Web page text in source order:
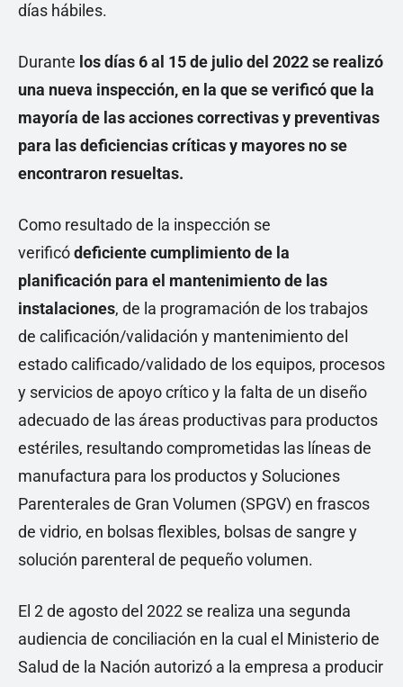
días hábiles.
Durante los días 6 al 15 de julio del 2022 se realizó
una nueva inspección, en la que se verificó que la
mayoría de las acciones correctivas y preventivas
para las deficiencias críticas y mayores no se
encontraron resueltas.
Como resultado de la inspección se
verificódeficiente cumplimiento de la
planificación para el mantenimiento de las
instalaciones, de la programación de los trabajos
de calificación/validación y mantenimiento del
estado calificado/validado de los equipos, procesos
y servicios de apoyo crítico y la falta de un diseño
adecuado de las áreas productivas para productos
estériles, resultando comprometidas las líneas de
manufactura para los productos y Soluciones
Parenterales de Gran Volumen (SPGV) en frascos
de vidrio, en bolsas flexibles, bolsas de sangre y
solución parenteral de pequeño volumen.
El 2 de agosto del 2022 se realiza una segunda
audiencia de conciliación en la cual el Ministerio de
Salud de la Nación autorizó a la empresa a producir